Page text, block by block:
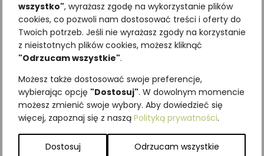
wszystko", wyrażasz zgodę na wykorzystanie plików
cookies, co pozwoli nam dostosować treści i oferty do
Twoich potrzeb. Jeśli nie wyrażasz zgody na korzystanie
z nieistotnych plików cookies, możesz kliknąć
"Odrzucam wszystkie".
Możesz także dostosować swoje preferencje,
wybierając opcję "Dostosuj". W dowolnym momencie
możesz zmienić swoje wybory. Aby dowiedzieć się
więcej, zapoznaj się z naszą Polityką prywatności.
Dostosuj Odrzucam wszystkie
Najniższa cena z ostatnich 30
dni:65,00zł
SKU:
Podobne produkty